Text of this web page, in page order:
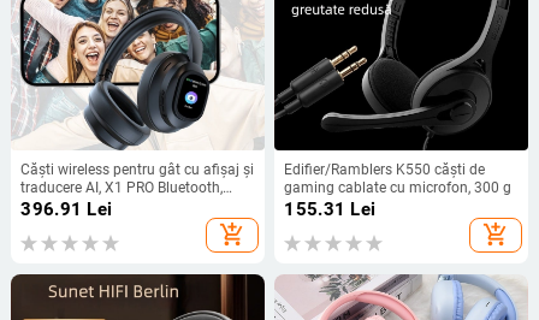
Căști wireless pentru gât cu afișaj și
traducere AI, X1 PRO Bluetooth,
difuzoare de 10 mm
396.91 Lei
add_shopping_cart
Edifier/Ramblers K550 căști de
gaming cablate cu microfon, 300 g
155.31 Lei
add_shopping_cart